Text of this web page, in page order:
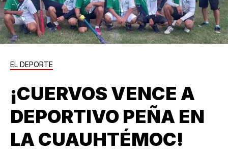
EL DEPORTE
¡CUERVOS VENCE A
DEPORTIVO PEÑA EN
LA CUAUHTÉMOC!